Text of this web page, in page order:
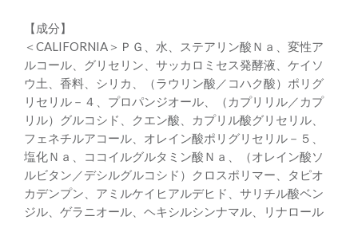
【成分】
＜CALIFORNIA＞ＰＧ、水、ステアリン酸Ｎａ、変性ア
ルコール、グリセリン、サッカロミセス発酵液、ケイソ
ウ土、香料、シリカ、（ラウリン酸／コハク酸）ポリグ
リセリル－４、プロパンジオール、（カプリリル／カプ
リル）グルコシド、クエン酸、カプリル酸グリセリル、
フェネチルアコール、オレイン酸ポリグリセリル－５、
塩化Ｎａ、ココイルグルタミン酸Ｎａ、（オレイン酸ソ
ルビタン／デシルグルコシド）クロスポリマー、タピオ
カデンプン、アミルケイヒアルデヒド、サリチル酸ベン
ジル、ゲラニオール、ヘキシルシンナマル、リナロール